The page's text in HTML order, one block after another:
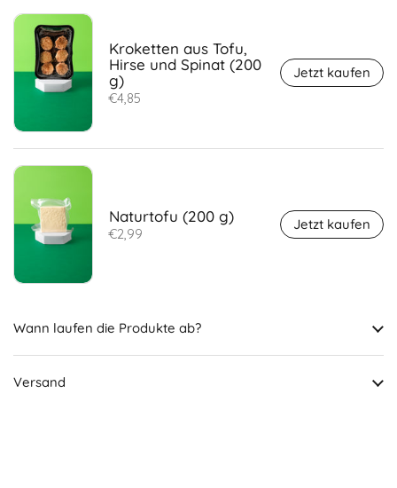
Kroketten aus Tofu,
Hirse und Spinat (200
g)
€4,85
Jetzt kaufen
Naturtofu (200 g)
€2,99
Jetzt kaufen
Wann laufen die Produkte ab?
Versand